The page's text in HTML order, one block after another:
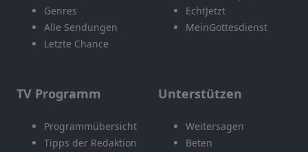
Genres
Alle Sendungen
Letzte Chance
EchtJetzt
MeinGottesdienst
TV Programm
Programmübersicht
Tipps der Redaktion
Unterstützen
Weitersagen
Beten